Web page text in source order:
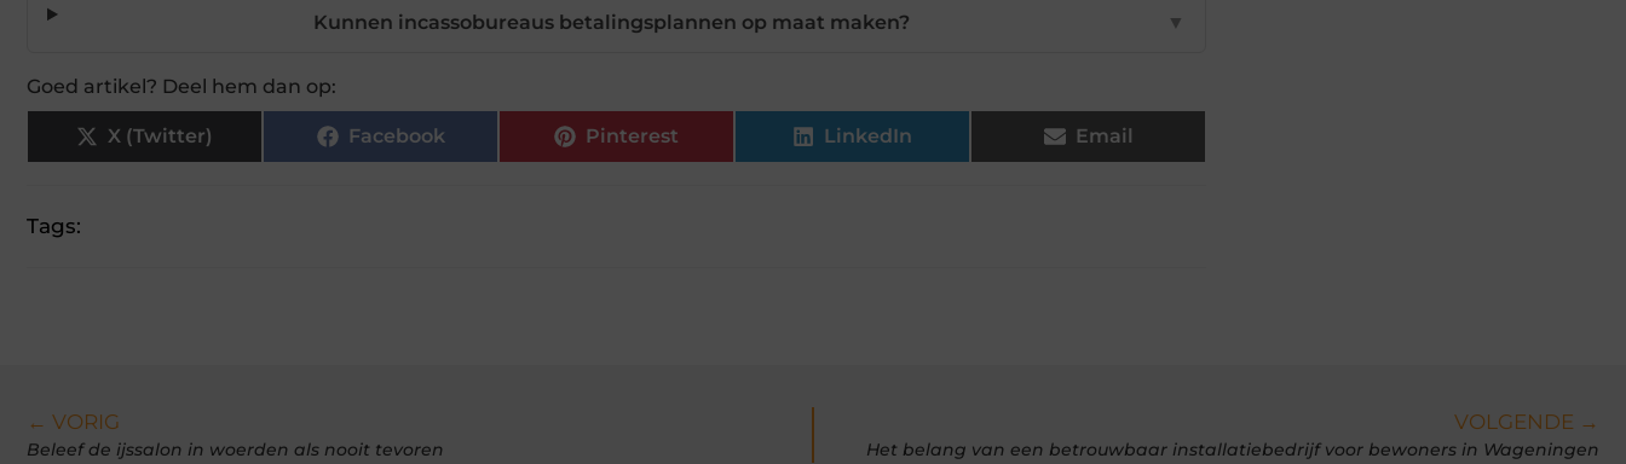
Kunnen incassobureaus betalingsplannen op maat maken? ▼
Goed artikel? Deel hem dan op:
X (Twitter) Facebook Pinterest LinkedIn Email
Tags:
← VORIG
Beleef de ijssalon in woerden als nooit tevoren
VOLGENDE →
Het belang van een betrouwbaar installatiebedrijf voor bewoners in Wageningen